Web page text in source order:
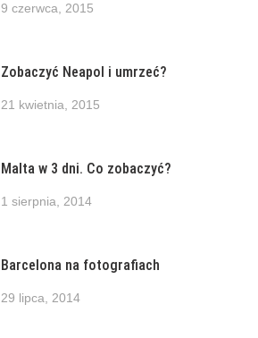
9 czerwca, 2015
Zobaczyć Neapol i umrzeć?
21 kwietnia, 2015
Malta w 3 dni. Co zobaczyć?
1 sierpnia, 2014
Barcelona na fotografiach
29 lipca, 2014